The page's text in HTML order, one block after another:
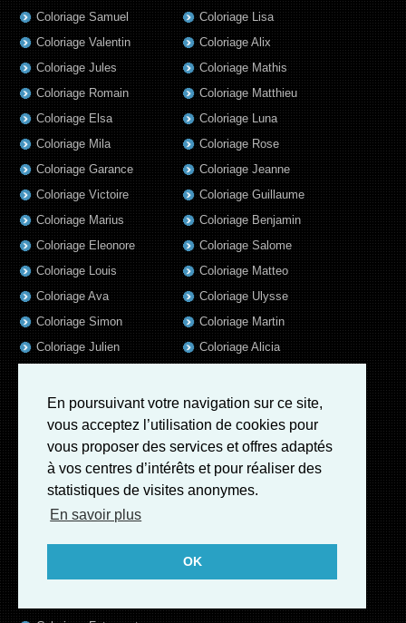
En poursuivant votre navigation sur ce site,
vous acceptez l’utilisation de cookies pour
vous proposer des services et offres adaptés
à vos centres d’intérêts et pour réaliser des
statistiques de visites anonymes.
En savoir plus
OK
Coloriage Samuel
Coloriage Valentin
Coloriage Jules
Coloriage Romain
Coloriage Elsa
Coloriage Mila
Coloriage Garance
Coloriage Victoire
Coloriage Marius
Coloriage Eleonore
Coloriage Louis
Coloriage Ava
Coloriage Simon
Coloriage Julien
Coloriage Nina
Coloriage Arthur
Coloriage Noe
Coloriage William
Coloriage Lisa
Coloriage Alix
Coloriage Mathis
Coloriage Matthieu
Coloriage Luna
Coloriage Rose
Coloriage Jeanne
Coloriage Guillaume
Coloriage Benjamin
Coloriage Salome
Coloriage Matteo
Coloriage Ulysse
Coloriage Martin
Coloriage Alicia
Coloriage Felix
Coloriage Rayan
Coloriage Iris
Coloriage Ambre
Coloriage Charles
Coloriage Oscar